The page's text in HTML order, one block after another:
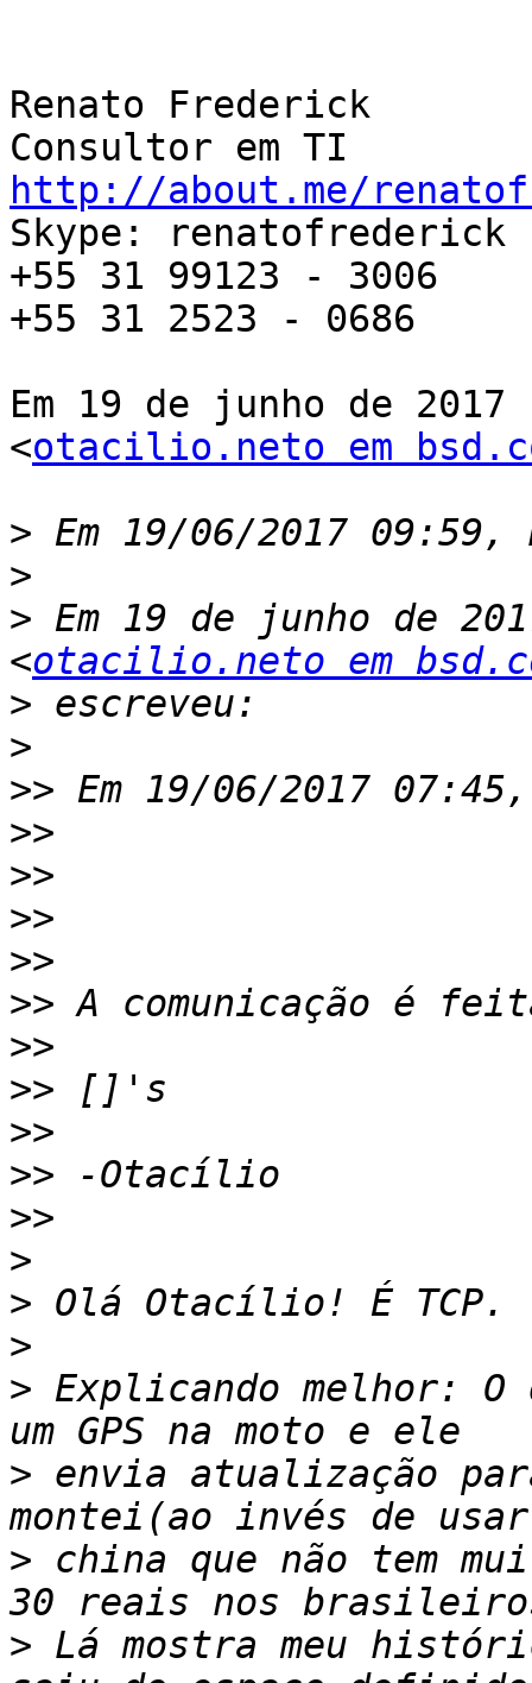
Renato Frederick
http://about.me/
Skype: renatofrederick
+55 31 99123 - 3006
+55 31 2523 - 0686
Em 19 de junho de
<otacilio.neto em
>
>
> Em 19 de junho de
<otacilio.neto em
>
>
>>
>>
>>
>>
>>
>>
>>
>>
>>
>>
>>
>
>
>
> Explicando melhor: O
> envia atualização
> china que não tem
> Lá mostra meu